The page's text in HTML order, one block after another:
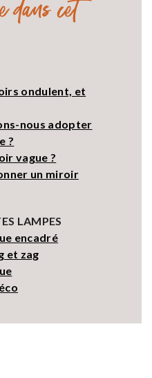
dans cet
ondulent, et
nous adopter
?
vague ?
un miroir
LAMPES
encadré
et zag